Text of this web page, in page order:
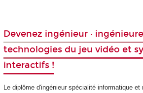
Devenez ingénieur ·
technologies du jeu vidéo et
interactifs !
Le diplôme d'ingénieur spécialité informatique et